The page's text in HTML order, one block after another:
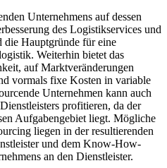
Unternehmens auf dessen
des Logistikservices und
Hauptgründe für eine
Weiterhin bietet das
auf Marktveränderungen
vormals fixe Kosten in variable
Unternehmen kann auch
profitieren, da der
Aufgabengebiet liegt. Mögliche
liegen in der resultierenden
und dem Know-How-
an den Dienstleister.